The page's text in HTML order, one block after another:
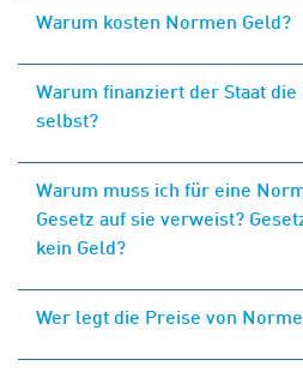
Warum kosten Normen Geld?
Warum finanziert der Staat
selbst?
Warum muss ich für eine
Gesetz auf sie verweist?
kein Geld?
Wer legt die Preise von